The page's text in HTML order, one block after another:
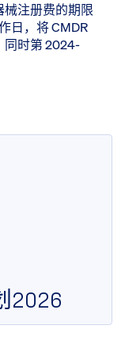
注册费的期限
日，将 CMDR
同时第 2024-
2026